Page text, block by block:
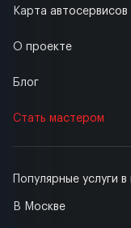
Популярные услуги
В Москве
Карта автосервисов
О проекте
Блог
Стать мастером